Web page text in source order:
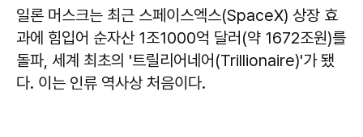
일론 머스크는 최근 스페이스엑스(SpaceX) 상장 효
과에 힘입어 순자산 1조1000억 달러(약 1672조원)를
돌파, 세계 최초의 '트릴리어네어(Trillionaire)'가 됐
다. 이는 인류 역사상 처음이다.